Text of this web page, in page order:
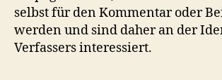
selbst für den Kommentar oder
werden und sind daher an der
Verfassers interessiert.